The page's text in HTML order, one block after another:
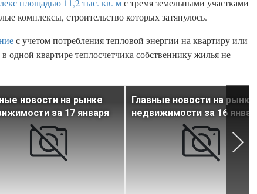
площадью 11,2 тыс. кв. мс тремя земельными участками
комплексы, строительство которых затянулось.
с учетом потребления тепловой энергии на квартиру или
квартире теплосчетчика собственнику жилья не
новости на рынке
за 17 января
Главные новости на рынке
недвижимости за 16 января